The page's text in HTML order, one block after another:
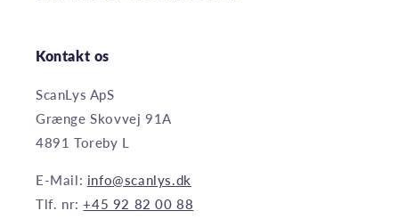
Kontakt os
ScanLys ApS
Grænge Skovvej 91A
4891 Toreby L
E-Mail: info@scanlys.dk
Tlf. nr:+45 92 82 00 88